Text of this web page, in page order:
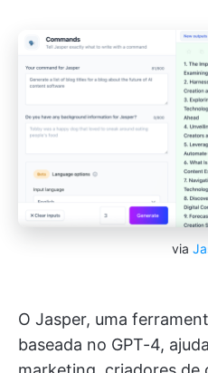
via
O Jasper, uma
baseada no GPT-4,